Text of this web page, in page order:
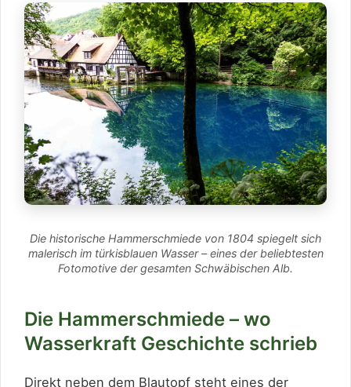
Die historische Hammerschmiede von 1804 spiegelt sich
malerisch im türkisblauen Wasser – eines der beliebtesten
Fotomotive der gesamten Schwäbischen Alb.
Die Hammerschmiede – wo
Wasserkraft Geschichte schrieb
Direkt neben dem Blautopf steht eines der